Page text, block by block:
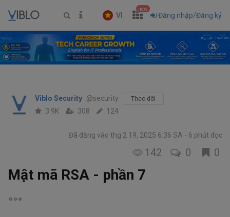
VI
new
Đăng nhập/Đăng ký
Viblo Security @security Theo dõi
3.9K 308 124
Đã đăng vào thg 2 19, 2025 6:36 SA 6 phút đọc
142 0 0
Mật mã RSA - phần 7